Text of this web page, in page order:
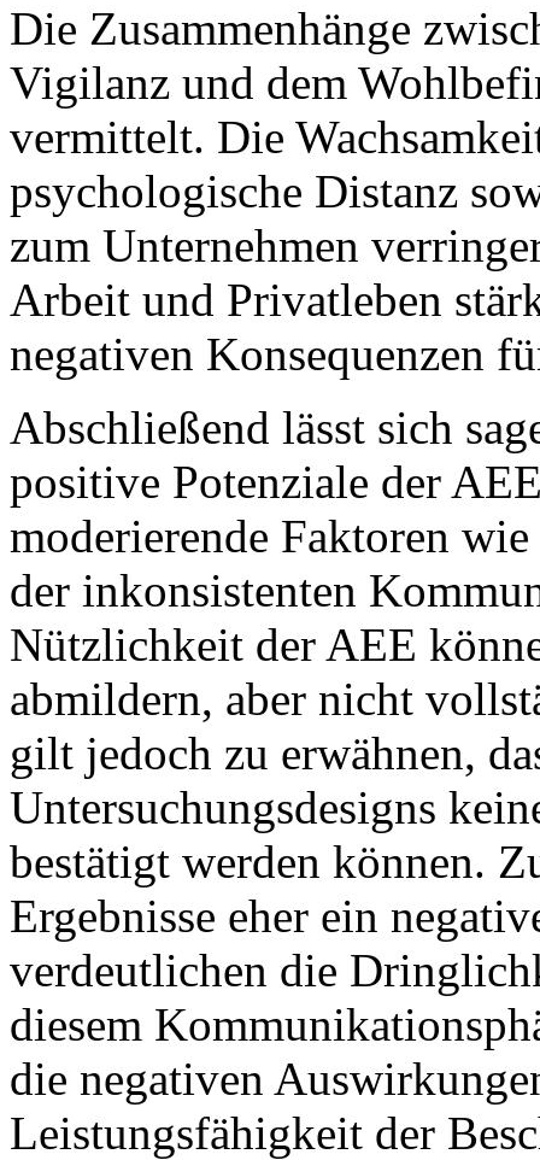
Die Zusammenhänge
Vigilanz und dem
vermittelt. Die
psychologische Distanz
zum Unternehmen
Arbeit und Privatleben
negativen Konsequenzen
Abschließend lässt sich
positive Potenziale der
moderierende Faktoren
der inkonsistenten
Nützlichkeit der AEE
abmildern, aber nicht
gilt jedoch zu erwähnen,
Untersuchungsdesigns
bestätigt werden können.
Ergebnisse eher ein
verdeutlichen die
diesem
die negativen
Leistungsfähigkeit der